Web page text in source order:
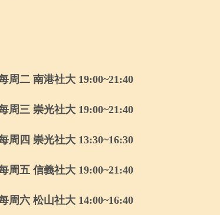
周二 南港社大19:00~21:40
周三 崇光社大19:00~21:40
周四 崇光社大13:30~16:30
周五 信義社大19:00~21:40
周六 松山社大14:00~16:40